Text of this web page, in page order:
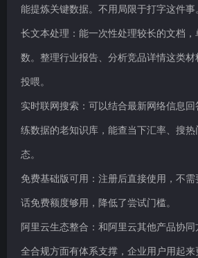
能提炼关键数据。不用局限于打字这件事。
长文本处理：能一次性处理较长的文档
数。整理行业报告、分析竞品详情这类
投喂。
实时联网搜索：可以结合最新网络信息
练数据的老知识库，能查当下汇率、搜
态。
免费基础版可用：注册后直接使用，不
话免费额度够用，降低了尝试门槛。
阿里云生态整合：和阿里云其他产品协
全合规方面有体系支撑，企业用户用起来